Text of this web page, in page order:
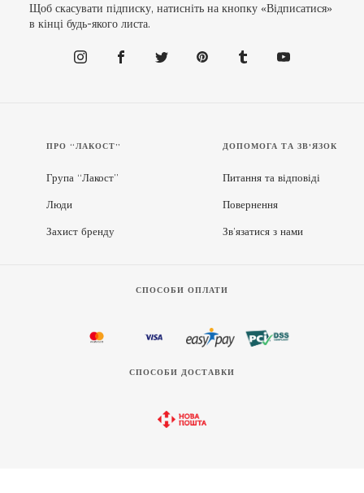
Щоб скасувати підписку, натисніть на кнопку «Відписатися»
в кінці будь-якого листа.
ПРО “ЛАКОСТ”
Група “Лакост”
Люди
Захист бренду
ДОПОМОГА ТА ЗВ'ЯЗОК
Питання та відповіді
Повернення
Зв’язатися з нами
СПОСОБИ ОПЛАТИ
СПОСОБИ ДОСТАВКИ